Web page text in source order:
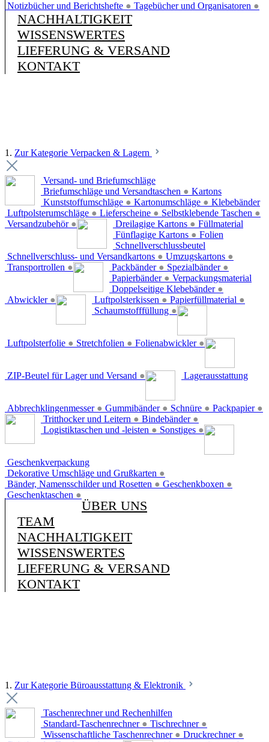
Notizbücher und Berichtshefte ● Tagebücher und Organisatoren ●
NACHHALTIGKEIT
WISSENSWERTES
LIEFERUNG & VERSAND
KONTAKT
1. Zur Kategorie Verpacken & Lagern
Versand- und Briefumschläge
Briefumschläge und Versandtaschen ●
Kunststoffumschläge ● Kartonumschläge ●
Luftpolsterumschläge ● Lieferscheine ● Selbstklebende Taschen ●
Versandzubehör ●
Kartons
Dreilagige Kartons ●
Fünflagige Kartons ●
Schnellverschluss- und Versandkartons ● Umzugskartons ●
Transportrollen ●
Klebebänder
Packbänder ● Spezialbänder ●
Papierbänder ●
Doppelseitige Klebebänder ●
Abwickler ●
Füllmaterial
Luftpolsterkissen ● Papierfüllmaterial ●
Schaumstofffüllung ●
Folien
Luftpolsterfolie ● Stretchfolien ● Folienabwickler ●
Schnellverschlussbeutel
ZIP-Beutel für Lager und Versand ●
Verpackungsmaterial
Abbrechklingenmesser ● Gummibänder ● Schnüre ● Packpapier ●
Lagerausstattung
Tritthocker und Leitern ● Bindebänder ●
Logistiktaschen und -leisten ● Sonstiges ●
Geschenkverpackung
Dekorative Umschläge und Grußkarten ●
Bänder, Namensschilder und Rosetten ● Geschenkboxen ●
Geschenktaschen ●
ÜBER UNS
TEAM
NACHHALTIGKEIT
WISSENSWERTES
LIEFERUNG & VERSAND
KONTAKT
1. Zur Kategorie Büroausstattung & Elektronik
Taschenrechner und Rechenhilfen
Standard-Taschenrechner ● Tischrechner ●
Wissenschaftliche Taschenrechner ● Druckrechner ●